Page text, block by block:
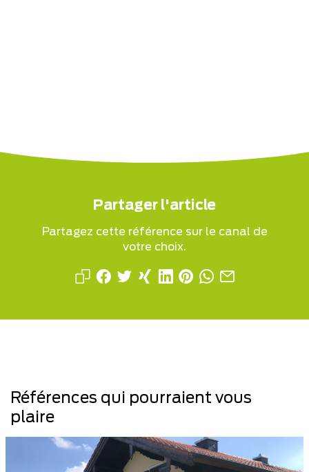
Partager l'article
Partagez cette référence sur le canal de
votre choix.
Références qui pourraient vous
plaire